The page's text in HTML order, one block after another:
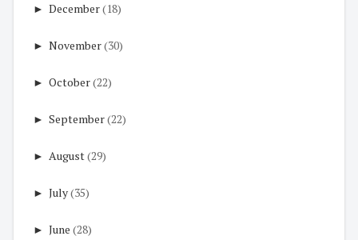
► December(18)
► November(30)
► October(22)
► September(22)
► August(29)
► July(35)
► June (28)